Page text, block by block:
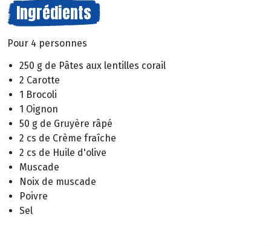
Ingrédients
Pour 4 personnes
250 g de Pâtes aux lentilles corail
2 Carotte
1 Brocoli
1 Oignon
50 g de Gruyère râpé
2 cs de Crème fraîche
2 cs de Huile d'olive
Muscade
Noix de muscade
Poivre
Sel